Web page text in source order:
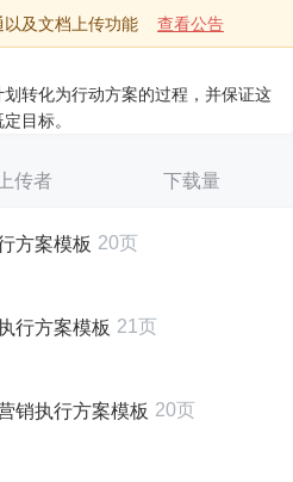
及文档上传功能 查看公告
转化为行动方案的过程，并保证这
目标。
上传者 下载量
方案模板 20页
行方案模板 21页
销执行方案模板 20页